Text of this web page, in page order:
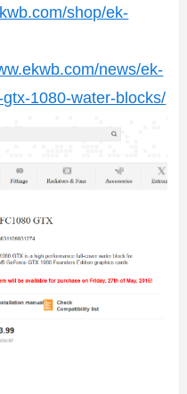
shop/ek-
news/ek-
1080-water-blocks/